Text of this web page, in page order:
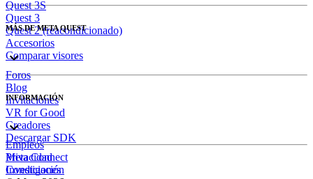
Quest 3S
Quest 3
Quest 2 (reacondicionado)
Accesorios
Comparar visores
MÁS DE META QUEST
Foros
Blog
Invitaciones
VR for Good
Creadores
Descargar SDK
INFORMACIÓN
Empleos
Meta Connect
Investigación
Privacidad
Condiciones